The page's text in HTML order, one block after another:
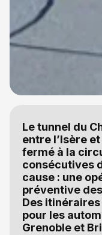
Le tunnel du
entre l’Isère
fermé à la
consécutives
cause : une
préventive
Des
pour les
Grenoble et